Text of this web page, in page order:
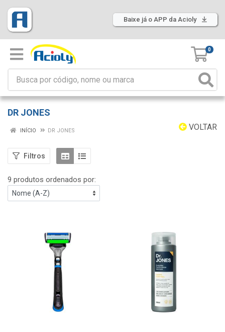
Baixe já o APP da Acioly
0
DR JONES
VOLTAR
INÍCIO DR JONES
Filtros
9 produtos ordenados por: